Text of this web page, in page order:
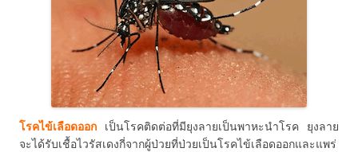
โรคไข้เลือดออก เป็นโรคติดต่อที่มียุงลายเป็นพาหะนำโรค ยุงลาย
จะได้รับเชื้อไวรัสเดงกี่จากผู้ป่วยที่ป่วยเป็นโรคไข้เลือดออกและแพร่